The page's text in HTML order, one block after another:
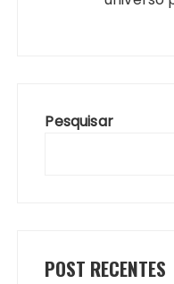
Pesquisar
POST RECENTES